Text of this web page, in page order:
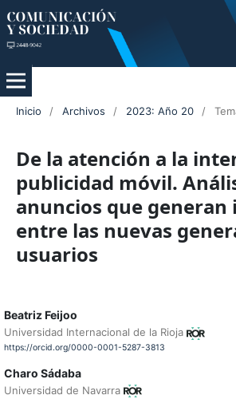
Inicio / Archivos / 2023: Año 20 /
De la atención a la
publicidad móvil.
anuncios que generan
entre las nuevas
usuarios
Beatriz Feijoo
Universidad Internacional de la Rioja
https://orcid.org/0000-0001-5287-3813
Charo Sádaba
Universidad de Navarra